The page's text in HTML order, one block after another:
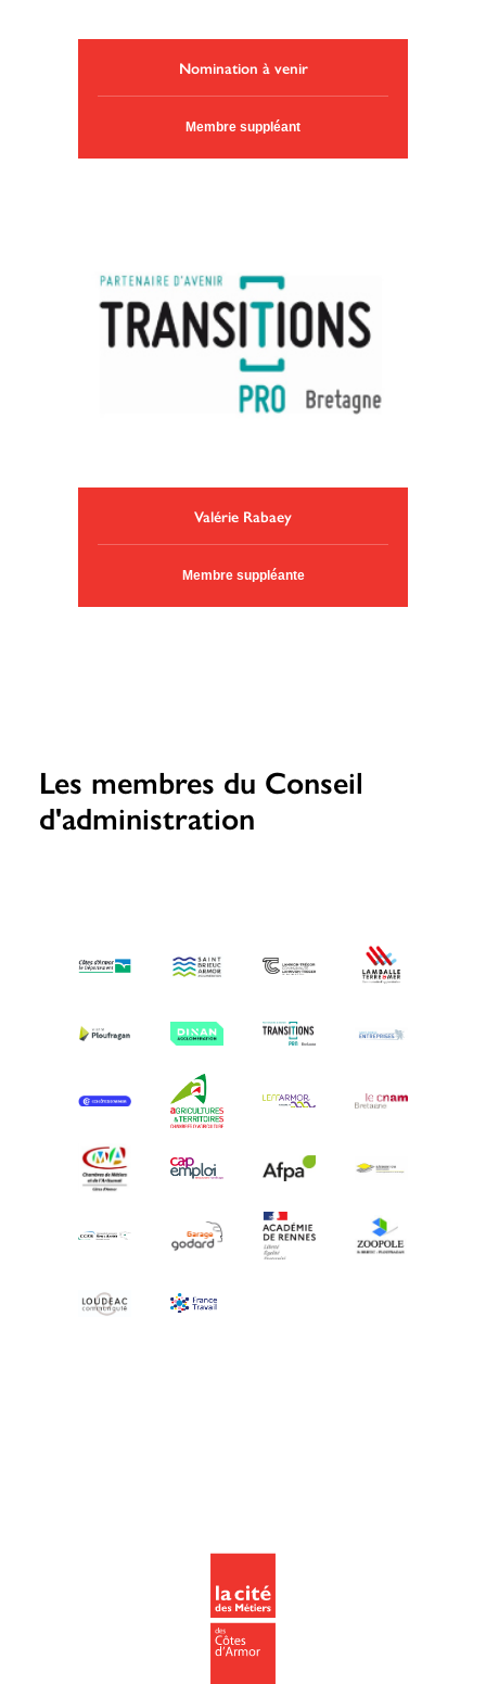
Nomination à venir
Membre suppléant
Valérie Rabaey
Membre suppléante
Les membres du Conseil
d'administration